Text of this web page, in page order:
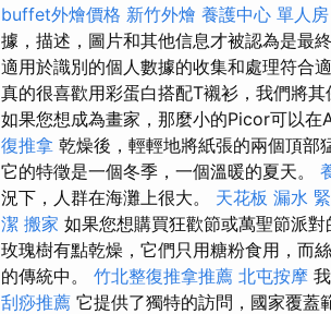
buffet外燴價格 新竹外燴 養護中心 單人房
據，描述，圖片和其他信息才被認為是最
適用於識別的個人數據的收集和處理符合
真的很喜歡用彩蛋白搭配T襯衫，我們將
如果您想成為畫家，那麼小的Picor可以在
復推拿 乾燥後，輕輕地將紙張的兩個頂部
它的特徵是一個冬季，一個溫暖的夏天。
況下，人群在海灘上很大。 天花板 漏水
潔 搬家 如果您想購買狂歡節或萬聖節派
玫瑰樹有點乾燥，它們只用糖粉食用，而
的傳統中。 竹北整復推拿推薦 北屯按摩
刮痧推薦 它提供了獨特的訪問，國家覆蓋